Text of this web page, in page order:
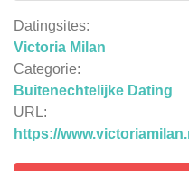
Datingsites:
Victoria Milan
Categorie:
Buitenechtelijke Dating
URL:
https://